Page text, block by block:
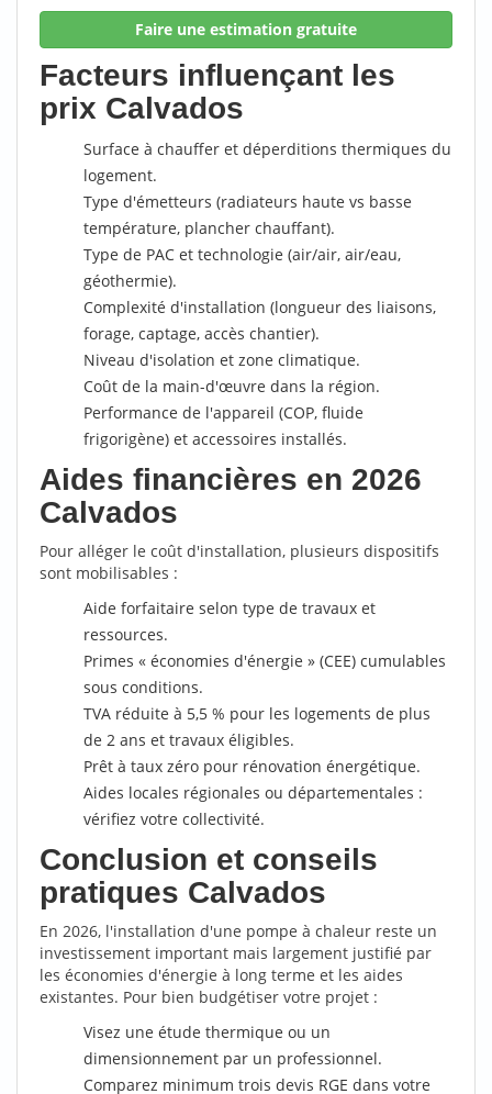
Faire une estimation gratuite
Facteurs influençant les
prix Calvados
Surface à chauffer et déperditions thermiques du
logement.
Type d'émetteurs (radiateurs haute vs basse
température, plancher chauffant).
Type de PAC et technologie (air/air, air/eau,
géothermie).
Complexité d'installation (longueur des liaisons,
forage, captage, accès chantier).
Niveau d'isolation et zone climatique.
Coût de la main-d'œuvre dans la région.
Performance de l'appareil (COP, fluide
frigorigène) et accessoires installés.
Aides financières en 2026
Calvados
Pour alléger le coût d'installation, plusieurs dispositifs
sont mobilisables :
Aide forfaitaire selon type de travaux et
ressources.
Primes « économies d'énergie » (CEE) cumulables
sous conditions.
TVA réduite à 5,5 % pour les logements de plus
de 2 ans et travaux éligibles.
Prêt à taux zéro pour rénovation énergétique.
Aides locales régionales ou départementales :
vérifiez votre collectivité.
Conclusion et conseils
pratiques Calvados
En 2026, l'installation d'une pompe à chaleur reste un
investissement important mais largement justifié par
les économies d'énergie à long terme et les aides
existantes. Pour bien budgétiser votre projet :
Visez une étude thermique ou un
dimensionnement par un professionnel.
Comparez minimum trois devis RGE dans votre